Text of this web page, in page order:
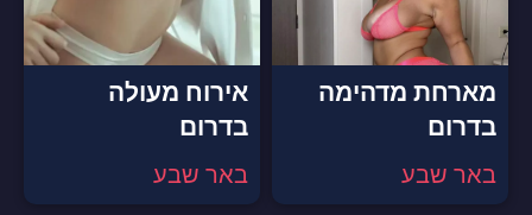
מארחת מדהימה
בדרום
באר שבע
אירוח מעולה
בדרום
באר שבע